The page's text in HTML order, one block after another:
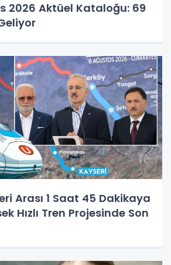
2026 Aktüel Kataloğu: 69
Arası 1 Saat 45 Dakikaya
Hızlı Tren Projesinde Son